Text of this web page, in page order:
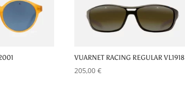
VUARNET RACING REGULAR VL1918
205,00€